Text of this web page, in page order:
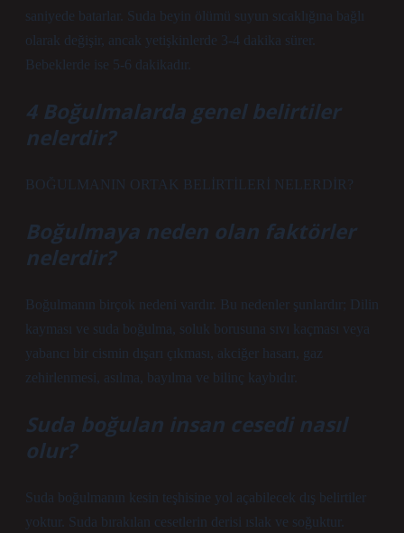
saniyede batarlar. Suda beyin ölümü suyun sıcaklığına bağlı
olarak değişir, ancak yetişkinlerde 3-4 dakika sürer.
Bebeklerde ise 5-6 dakikadır.
4 Boğulmalarda genel belirtiler
nelerdir?
BOĞULMANIN ORTAK BELİRTİLERİ NELERDİR?
Boğulmaya neden olan faktörler
nelerdir?
Boğulmanın birçok nedeni vardır. Bu nedenler şunlardır; Dilin
kayması ve suda boğulma, soluk borusuna sıvı kaçması veya
yabancı bir cismin dışarı çıkması, akciğer hasarı, gaz
zehirlenmesi, asılma, bayılma ve bilinç kaybıdır.
Suda boğulan insan cesedi nasıl
olur?
Suda boğulmanın kesin teşhisine yol açabilecek dış belirtiler
yoktur. Suda bırakılan cesetlerin derisi ıslak ve soğuktur.